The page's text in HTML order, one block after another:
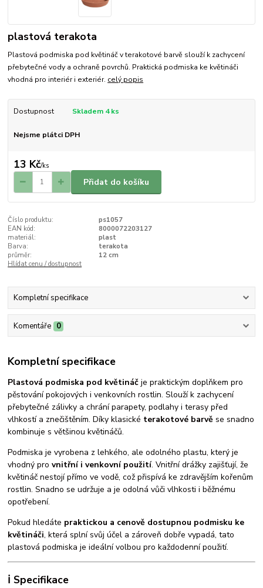
plastová terakota
Plastová podmiska pod květináč v terakotové barvě slouží k zachycení
přebytečné vody a ochraně povrchů. Praktická podmiska ke květináči
vhodná pro interiér i exteriér. celý popis
Dostupnost Skladem 4 ks
Nejsme plátci DPH
13 Kč/ks
Přidat do košíku
Číslo produktu:
ps1057
EAN kód:
8000072203127
materiál:
plast
Barva:
terakota
průměr:
12 cm
Hlídat cenu / dostupnost
Kompletní specifikace
Komentáře 0
Kompletní specifikace
Plastová podmiska pod květináč je praktickým doplňkem pro
pěstování pokojových i venkovních rostlin. Slouží k zachycení
přebytečné zálivky a chrání parapety, podlahy i terasy před
vlhkostí a znečištěním. Díky klasické terakotové barvě se snadno
kombinuje s většinou květináčů.
Podmiska je vyrobena z lehkého, ale odolného plastu, který je
vhodný provnitřní i venkovní použití. Vnitřní drážky zajišťují, že
květináč nestojí přímo ve vodě, což přispívá ke zdravějším kořenům
rostlin. Snadno se udržuje a je odolná vůči vlhkosti i běžnému
opotřebení.
Pokud hledáte praktickou a cenově dostupnou podmisku ke
květináči, která splní svůj účel a zároveň dobře vypadá, tato
plastová podmiska je ideální volbou pro každodenní použití.
ℹ️ Specifikace